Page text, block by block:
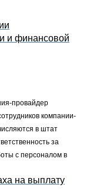
и финансовой
провайдер
компании-
в штат
за
с персоналом в
на выплату